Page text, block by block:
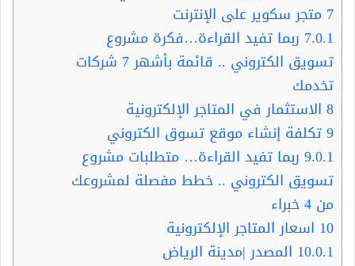
7 متجر سكوير على الإنترنت
7.0.1 ربما تفيد القراءة…فكرة مشروع
تسويق الكتروني .. قائمة بأشهر 7 شركات
تخدمك
8 الاستثمار في المتاجر الإلكترونية
9تكلفة إنشاء موقع تسوق الكتروني
9.0.1 ربما تفيد القراءة… متطلبات مشروع
تسويق الكتروني .. خطط مفصلة لمشروعك
من 4 خبراء
10 اسعار المتاجر الإلكترونية
10.0.1 المصدر |مدينة الرياض